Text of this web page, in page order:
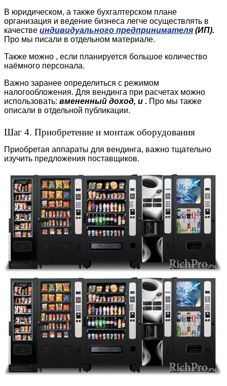
В юридическом, а также бухгалтерском плане
организация и ведение бизнеса легче осуществлять в
качестве индивидуального предпринимателя (ИП).
Про мы писали в отдельном материале.
Также можно , если планируется большое количество
наёмного персонала.
Важно заранее определиться с режимом
налогообложения. Для вендинга при расчетах можно
использовать: вмененный доход, и . Про мы также
описали в отдельной публикации.
Шаг 4. Приобретение и монтаж оборудования
Приобретая аппараты для вендинга, важно тщательно
изучить предложения поставщиков.